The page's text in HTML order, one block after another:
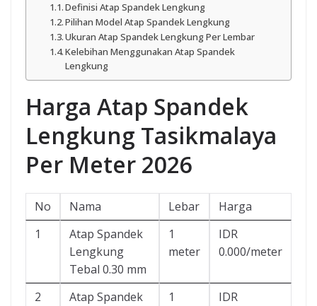
Definisi Atap Spandek Lengkung
Pilihan Model Atap Spandek Lengkung
Ukuran Atap Spandek Lengkung Per Lembar
Kelebihan Menggunakan Atap Spandek
Lengkung
Harga Atap Spandek
Lengkung Tasikmalaya
Per Meter 2026
No Nama Lebar
Harga
1
Atap Spandek
Lengkung
Tebal 0.30 mm
1
meter
IDR
0.000/meter
2
Atap Spandek
1
IDR